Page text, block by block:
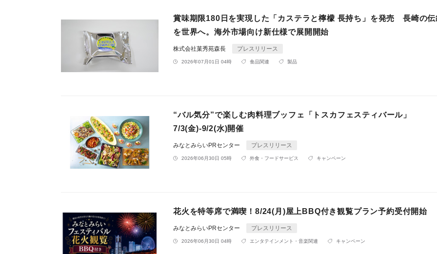
賞味期限180日を実現した「カステラと檸檬 長持ち」を発売 長崎の伝
を世界へ。海外市場向け新仕様で展開開始
株式会社菓秀苑森長 プレスリリース
2026年07月01日 04時 食品関連 製品
“バル気分”で楽しむ肉料理ブッフェ「トスカフェスティバール」
7/3(金)-9/2(水)開催
みなとみらいPRセンター プレスリリース
2026年06月30日 05時 外食・フードサービス キャンペーン
花火を特等席で満喫！8/24(月)屋上BBQ付き観覧プラン予約受付開始
みなとみらいPRセンター プレスリリース
2026年06月30日 04時 エンタテインメント・音楽関連 キャンペーン